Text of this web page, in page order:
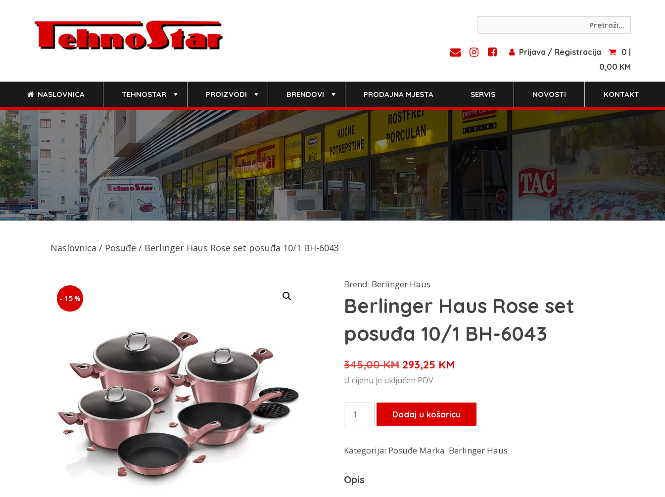
Prijava / Registracija
0 |
0,00 KM
NASLOVNICA TEHNOSTAR PROIZVODI BRENDOVI PRODAJNA MJESTA SERVIS NOVOSTI KONTAKT
Naslovnica / Posuđe / Berlinger Haus Rose set posuđa 10/1 BH-6043
- 15 %
Brend: Berlinger Haus
Berlinger Haus Rose set
posuđa 10/1 BH-6043
345,00KM Izvorna
cijena
je:
345,00 KM.
293,25 KMTrenutna
293,25 KM.
U cijenu je uključen PDV
Berlinger
Haus
set
10/1
Dodaj u košaricu
Kategorija: Posuđe Marka: Berlinger Haus
Opis